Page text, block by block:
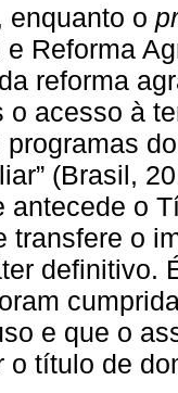
enquanto o
Reforma
reforma
o acesso à
programas
(Brasil,
antecede o
transfere o
definitivo.
e que o
o título de